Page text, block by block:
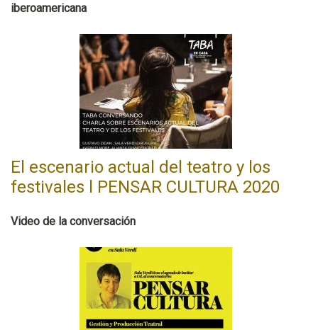
iberoamericana
El escenario actual del teatro y los
festivales l PENSAR CULTURA 2020
Video de la conversación